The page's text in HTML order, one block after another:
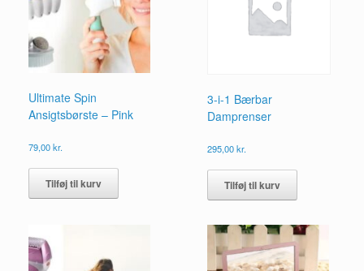
Ultimate Spin
Ansigtsbørste – Pink
79,00kr.
Tilføj til kurv
3-i-1 Bærbar
Damprenser
295,00kr.
Tilføj til kurv